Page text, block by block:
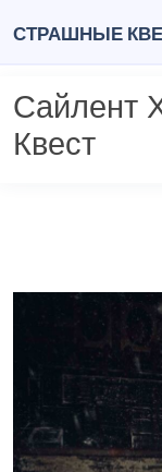
Страшные
Сайлент
Квест